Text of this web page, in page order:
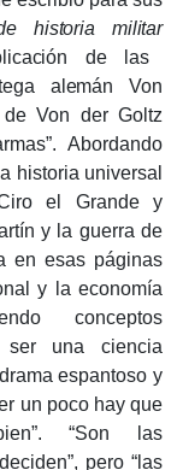
historia militar
de las
alemán Von
Von der Goltz
Abordando
historia universal
el Grande y
y la guerra de
en esas páginas
y la economía
conceptos
ser una ciencia
espantoso y
un poco hay que
“Son las
pero “las